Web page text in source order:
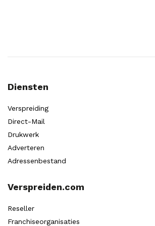
Diensten
Verspreiding
Direct-Mail
Drukwerk
Adverteren
Adressenbestand
Verspreiden.com
Reseller
Franchiseorganisaties